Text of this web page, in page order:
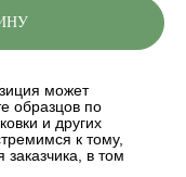
может
образцов по
и других
к тому,
в том